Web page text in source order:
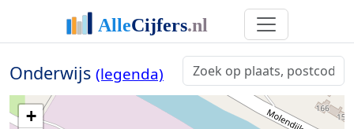
Onderwijs (legenda)
+